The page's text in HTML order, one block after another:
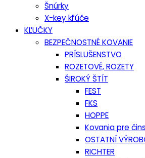
Šnúrky
X-key kľúče
KĽUČKY
BEZPEČNOSTNÉ KOVANIE
PRÍSLUŠENSTVO
ROZETOVÉ, ROZETY
ŠIROKÝ ŠTÍT
FEST
FKS
HOPPE
Kovania pre
OSTATNÍ
RICHTER